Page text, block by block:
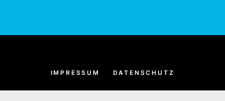
IMPRESSUM DATENSCHUTZ